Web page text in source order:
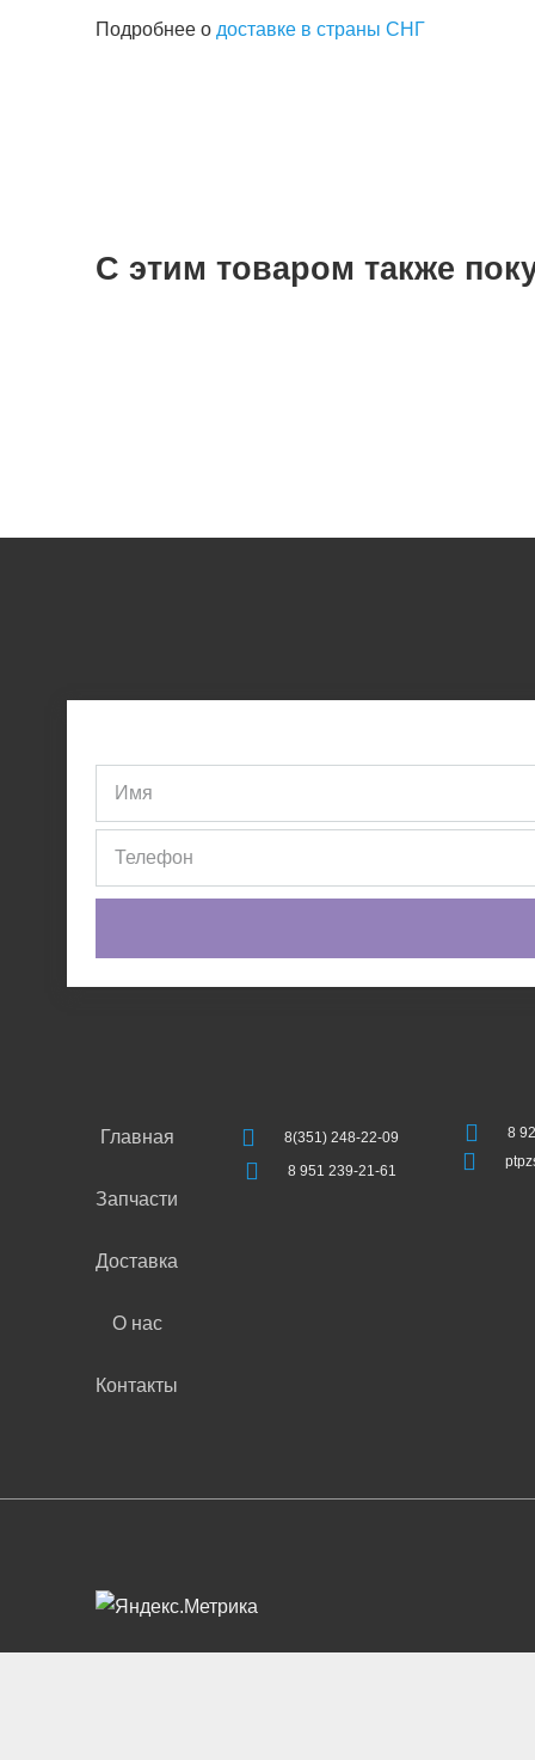
Подробнее о доставке в страны СНГ
С этим товаром также
Главная
Запчасти
Доставка
О нас
Контакты
8(351) 248-22-09
8 951 239-21-61
8